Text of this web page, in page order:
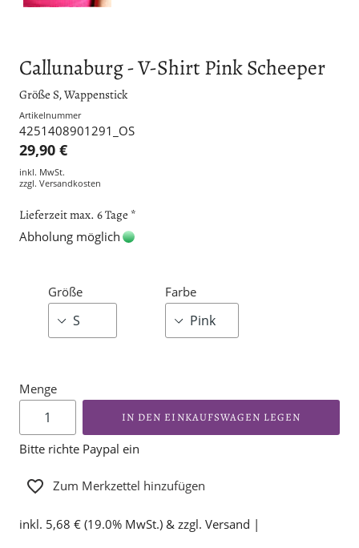
Callunaburg - V-Shirt Pink Scheeper
Größe S, Wappenstick
Artikelnummer
4251408901291_OS
29,90 €
inkl. MwSt.
zzgl. Versandkosten
Lieferzeit max. 6 Tage *
Abholung möglich
Größe Farbe
Menge
IN DEN EINKAUFSWAGEN LEGEN
Bitte richte Paypal ein
Zum Merkzettel hinzufügen
inkl. 5,68 € (19.0% MwSt.) & zzgl. Versand |